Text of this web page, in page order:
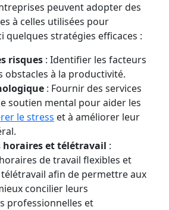
peuvent adopter des
à celles utilisées pour
quelques stratégies efficaces :
risques : Identifier les facteurs
obstacles à la productivité.
: Fournir des services
soutien mental pour aider les
le stress et à améliorer leur
horaires et télétravail :
de travail flexibles et
afin de permettre aux
concilier leurs
professionnelles et